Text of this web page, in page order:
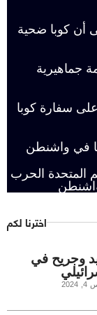
أن كوبا ضحية
جماهيرية
على سفارة كوبا
في واشنطن
المتحدة الحرب
اخترنا لكم
شهيد وجريح في